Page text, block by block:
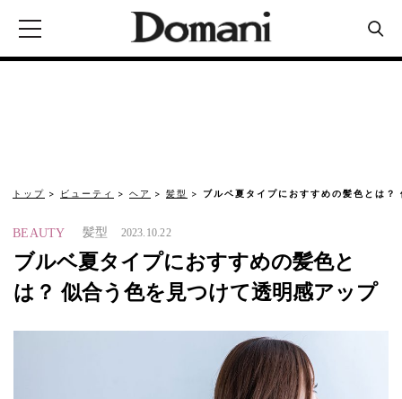
トップ ビューティ ヘア 髪型 ブルベ夏タイプにおすすめの髪色とは
BEAUTY 髪型 2023.10.22
ブルベ夏タイプにおすすめの髪色と
は？ 似合う色を見つけて透明感アップ